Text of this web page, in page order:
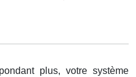
plus, votre système